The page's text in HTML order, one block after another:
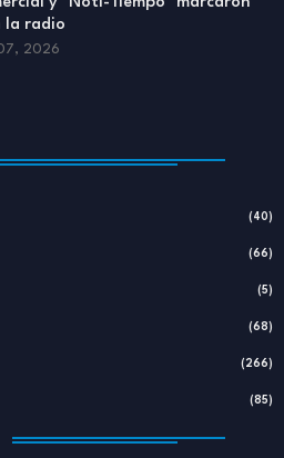
la radio
2026
(40)
(66)
(5)
(68)
(266)
(85)